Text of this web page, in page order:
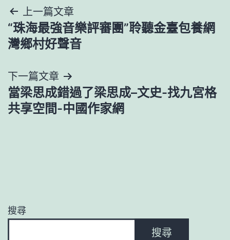
文
章
覽
上一篇文章
“珠海最強音樂評審團”聆聽金臺包養網
灣鄉村好聲音
下一篇文章
當梁思成錯過了梁思成–文史-找九宮格
共享空間-中國作家網
搜尋
搜尋